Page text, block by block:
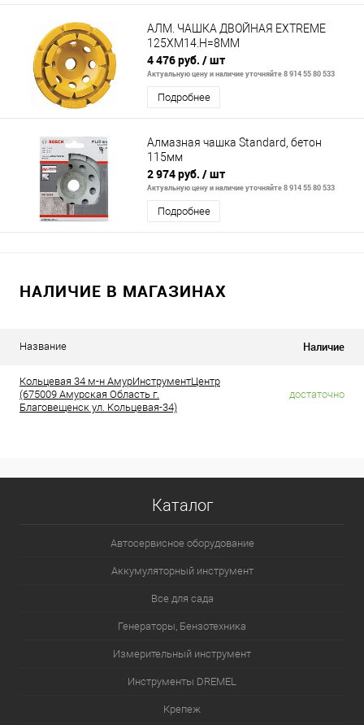
АЛМ. ЧАШКА ДВОЙНАЯ EXTREME
125ХM14.H=8ММ
4 476 руб. / шт
Актуальную цену и наличие уточняйте 8 914 55 80 533
Подробнее
Алмазная чашка Standard, бетон
115мм
2 974 руб. / шт
Актуальную цену и наличие уточняйте 8 914 55 80 533
Подробнее
НАЛИЧИЕ В МАГАЗИНАХ
Название Наличие
Кольцевая 34 м-н АмурИнструментЦентр
(675009 Амурская Область г.
Благовещенск ул. Кольцевая-34)
достаточно
Каталог
Автосервисное оборудование
Аккумуляторный инструмент
Все для сада
Генераторы, Бензотехника
Измерительный инструмент
Инструменты DREMEL
Крепеж